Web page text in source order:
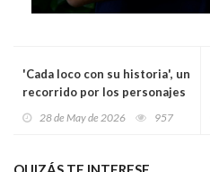
'Cada loco con su historia', un
recorrido por los personajes
28 de May de 2026 957